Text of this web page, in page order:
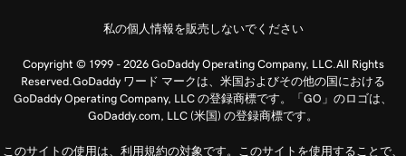
私の個人情報を販売しないでください
Copyright © 1999 - 2026 GoDaddy Operating Company, LLC.All Rights
Reserved.GoDaddy ワード マークは、米国およびその他の国における
GoDaddy Operating Company, LLC の登録商標です。「GO」のロゴは、
GoDaddy.com, LLC (米国) の登録商標です。
このサイトの使用は、利用規約の対象です。このサイトを使用することで、